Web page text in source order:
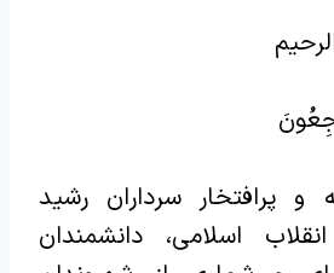
و پرافتخار سرداران رشید
اسلامی، دانشمندان